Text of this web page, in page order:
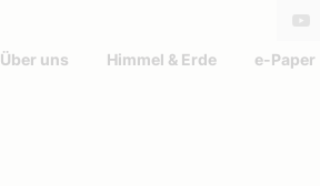
Über uns Himmel & Erde e-Paper